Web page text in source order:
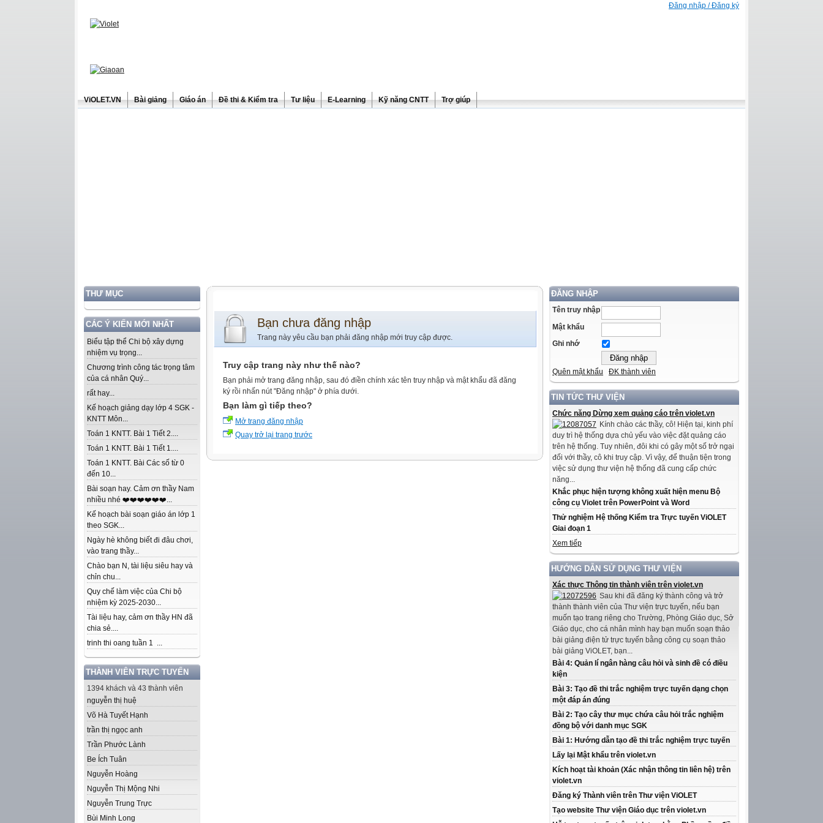
Đăng nhập / Đăng ký
ViOLET.VN Bài giảng Giáo án Đề thi & Kiểm tra Tư liệu E-Learning Kỹ năng CNTT Trợ giúp
THƯ MỤC
CÁC Ý KIẾN MỚI NHẤT
Biểu tập thể Chi bộ xây dựng
nhiệm vụ trọng...
Chương trình công tác trọng tâm
của cá nhân Quý...
rất hay...
Kế hoạch giảng dạy lớp 4 SGK -
KNTT Môn...
Toán 1 KNTT. Bài 1 Tiết 2....
Toán 1 KNTT. Bài 1 Tiết 1....
Toán 1 KNTT. Bài Các số từ 0
đến 10...
Bài soạn hay. Cảm ơn thầy Nam
nhiều nhé ❤️❤️❤️❤️❤️❤️...
Kế hoạch bài soạn giáo án lớp 1
theo SGK...
Ngày hè không biết đi đâu chơi,
vào trang thầy...
Chào bạn N, tài liệu siêu hay và
chỉn chu...
Quy chế làm việc của Chi bộ
nhiệm kỳ 2025-2030...
Tài liệu hay, cảm ơn thầy HN đã
chia sẻ....
trinh thi oang tuần 1 ...
THÀNH VIÊN TRỰC TUYẾN
1394 khách và 43 thành viên
nguyễn thị huệ
Võ Hà Tuyết Hạnh
trần thị ngọc anh
Trần Phước Lành
Be Ích Tuân
Nguyễn Hoàng
Nguyễn Thị Mộng Nhi
Nguyễn Trung Trực
Bùi Minh Long
ĐĂNG NHẬP
Tên truy nhập
Mật khẩu
Ghi nhớ
Quên mật khẩu ĐK thành viên
TIN TỨC THƯ VIỆN
Chức năng Dừng xem quảng cáo trên violet.vn
Kính chào các thầy, cô! Hiện tại, kinh phí
duy trì hệ thống dựa chủ yếu vào việc đặt quảng cáo
trên hệ thống. Tuy nhiên, đôi khi có gây một số trở ngại
đối với thầy, cô khi truy cập. Vì vậy, để thuận tiện trong
việc sử dụng thư viện hệ thống đã cung cấp chức
năng...
Khắc phục hiện tượng không xuất hiện menu Bộ
công cụ Violet trên PowerPoint và Word
Thử nghiệm Hệ thống Kiểm tra Trực tuyến ViOLET
Giai đoạn 1
Xem tiếp
HƯỚNG DẪN SỬ DỤNG THƯ VIỆN
Xác thực Thông tin thành viên trên violet.vn
Sau khi đã đăng ký thành công và trở
thành thành viên của Thư viện trực tuyến, nếu bạn
muốn tạo trang riêng cho Trường, Phòng Giáo dục, Sở
Giáo dục, cho cá nhân mình hay bạn muốn soạn thảo
bài giảng điện tử trực tuyến bằng công cụ soạn thảo
bài giảng ViOLET, bạn...
Bài 4: Quản lí ngân hàng câu hỏi và sinh đề có điều
kiện
Bài 3: Tạo đề thi trắc nghiệm trực tuyến dạng chọn
một đáp án đúng
Bài 2: Tạo cây thư mục chứa câu hỏi trắc nghiệm
đồng bộ với danh mục SGK
Bài 1: Hướng dẫn tạo đề thi trắc nghiệm trực tuyến
Lấy lại Mật khẩu trên violet.vn
Kích hoạt tài khoản (Xác nhận thông tin liên hệ) trên
violet.vn
Đăng ký Thành viên trên Thư viện ViOLET
Tạo website Thư viện Giáo dục trên violet.vn
Bạn chưa đăng nhập
Trang này yêu cầu bạn phải đăng nhập mới truy cập được.
Truy cập trang này như thế nào?
Bạn phải mở trang đăng nhập, sau đó điền chính xác tên truy nhập và mật khẩu đã đăng
ký rồi nhấn nút "Đăng nhập" ở phía dưới.
Bạn làm gì tiếp theo?
Mở trang đăng nhập
Quay trở lại trang trước